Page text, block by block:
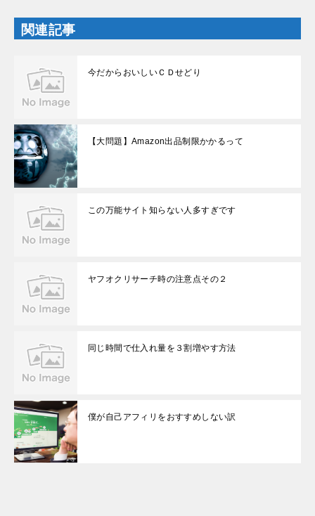
ウ
で
開
)
関連記事
今だからおいしいＣＤせどり
【大問題】Amazon出品制限かかるって
この万能サイト知らない人多すぎです
ヤフオクリサーチ時の注意点その２
同じ時間で仕入れ量を３割増やす方法
僕が自己アフィリをおすすめしない訳